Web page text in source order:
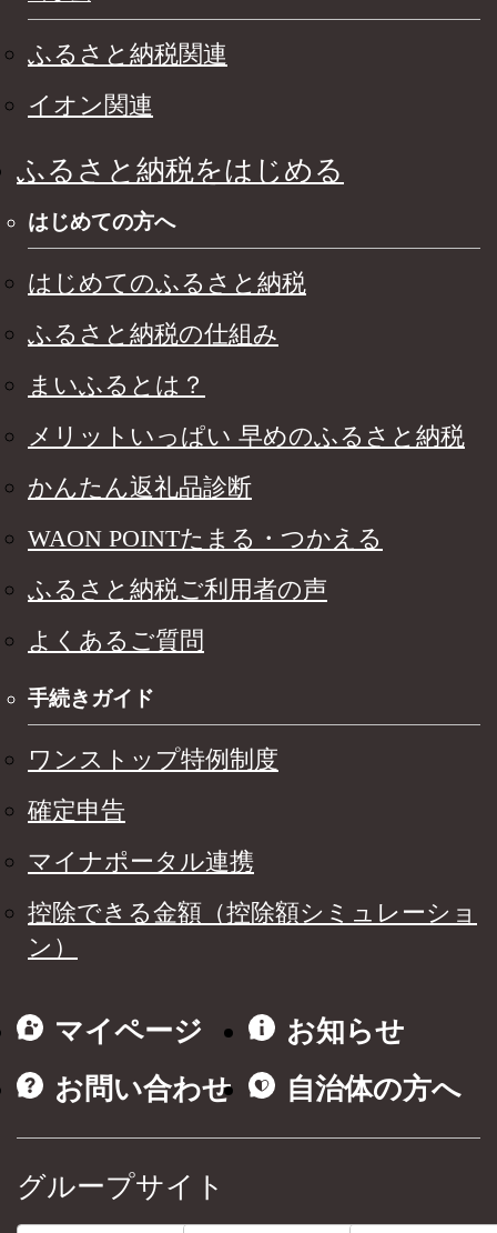
ふるさと納税関連
イオン関連
ふるさと納税をはじめる
はじめての方へ
はじめてのふるさと納税
ふるさと納税の仕組み
まいふるとは？
メリットいっぱい 早めのふるさと納税
かんたん返礼品診断
WAON POINTたまる・つかえる
ふるさと納税ご利用者の声
よくあるご質問
手続きガイド
ワンストップ特例制度
確定申告
マイナポータル連携
控除できる金額（控除額シミュレーショ
ン）
マイページ
お知らせ
お問い合わせ
自治体の方へ
グループサイト